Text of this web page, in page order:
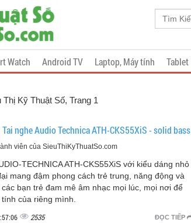
Watch Android TV Laptop, Máy tính Tablet
Thị Kỹ Thuật Số, Trang 1
Tai nghe Audio Technica ATH-CKS55XiS - solid bass
viên của SieuThiKyThuatSo.com
TECHNICA ATH-CKS55XiS với kiểu dáng nhỏ
mang đậm phong cách trẻ trung, năng động và
bạn trẻ đam mê âm nhạc mọi lúc, mọi nơi để
của riêng mình.
ĐỌC TIẾP
2535